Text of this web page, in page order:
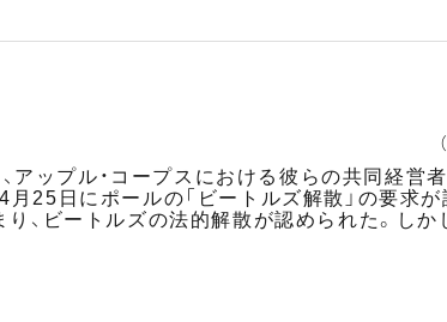
アップル・コープスにおける彼らの共同経営
25日にポールの「ビートルズ解散」の要求が
、ビートルズの法的解散が認められた。しか